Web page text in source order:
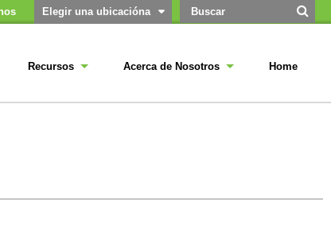
Elegir una ubicacióna
Recursos Acerca de Nosotros Home